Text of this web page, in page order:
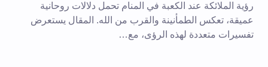
رؤية الملائكة عند الكعبة في المنام تحمل دلالات روحانية
عميقة، تعكس الطمأنينة والقرب من الله. المقال يستعرض
تفسيرات متعددة لهذه الرؤى، مع…